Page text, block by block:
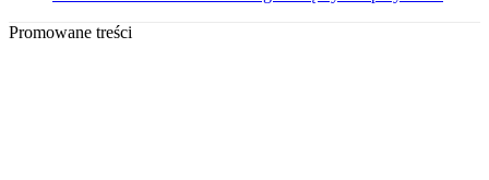
Promowane treści